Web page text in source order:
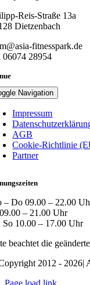
Reis-Straße 13a
Dietzenbach
fitnesspark.de
06074 28954
Navigation
Impressum
AGB
Cookie-Richtlinie
Partner
– Do 09.00 – 22.00
– 21.00 Uhr
So 10.00 – 17.00 Uhr
beachtet die
2012 - 2026|